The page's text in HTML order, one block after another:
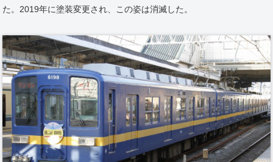
た。2019年に塗装変更され、この姿は消滅した。